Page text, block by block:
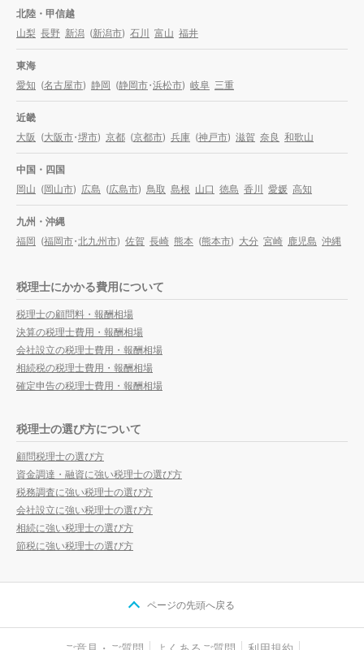
北陸・甲信越
山梨 長野 新潟 (新潟市) 石川 富山 福井
東海
愛知 (名古屋市) 静岡 (静岡市・浜松市) 岐阜 三重
近畿
大阪 (大阪市・堺市) 京都 (京都市) 兵庫 (神戸市) 滋賀 奈良 和歌山
中国・四国
岡山 (岡山市) 広島 (広島市) 鳥取 島根 山口 徳島 香川 愛媛 高知
九州・沖縄
福岡 (福岡市・北九州市) 佐賀 長崎 熊本 (熊本市) 大分 宮崎 鹿児島 沖縄
税理士にかかる費用について
税理士の顧問料・報酬相場
決算の税理士費用・報酬相場
会社設立の税理士費用・報酬相場
相続税の税理士費用・報酬相場
確定申告の税理士費用・報酬相場
税理士の選び方について
顧問税理士の選び方
資金調達・融資に強い税理士の選び方
税務調査に強い税理士の選び方
会社設立に強い税理士の選び方
相続に強い税理士の選び方
節税に強い税理士の選び方
ページの先頭へ戻る